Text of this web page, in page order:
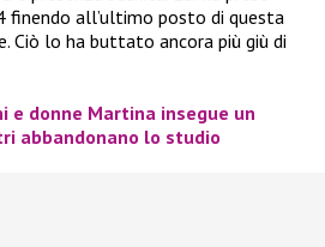
finendo all’ultimo posto di questa
Ciò lo ha buttato ancora più giù di
e donne Martina insegue un
abbandonano lo studio